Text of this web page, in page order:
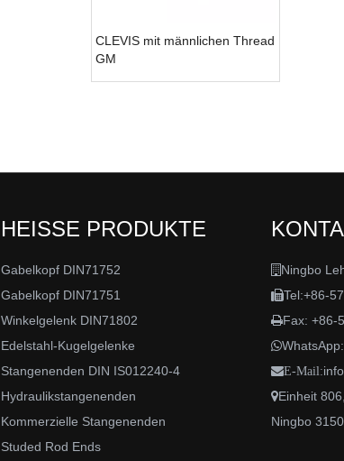
CLEVIS mit männlichen Thread
GM
HEISSE PRODUKTE
Gabelkopf DIN71752
Gabelkopf DIN71751
Winkelgelenk DIN71802
Edelstahl-Kugelgelenke
Stangenenden DIN IS012240-4
Hydraulikstangenenden
Kommerzielle Stangenenden
Studed Rod Ends
 Ningbo
Tel:+86-
Fax: +86-
WhatsApp:
E-Mail:
Einheit
Ningbo